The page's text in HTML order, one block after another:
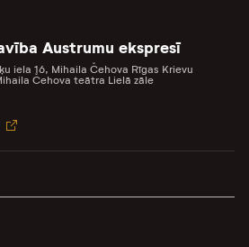
Austrumu ekspresī
iela 16, Mihaila Čehova Rīgas Krievu
Čehova teātra Lielā zāle